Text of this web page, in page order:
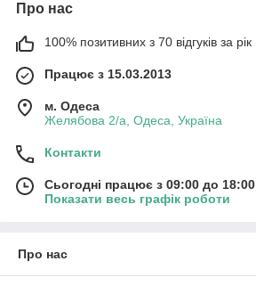
Про нас
100% позитивних з 70 відгуків за рік
Працює з 15.03.2013
м. Одеса
Желябова 2/а, Одеса, Україна
Контакти
Сьогодні працює з 09:00 до 18:00
Показати весь графік роботи
Про нас